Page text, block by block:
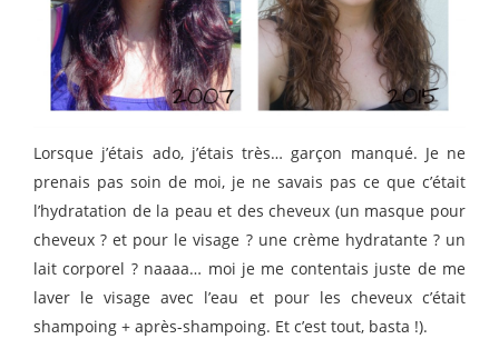
Lorsque j’étais ado, j’étais très… garçon manqué. Je ne
prenais pas soin de moi, je ne savais pas ce que c’était
l’hydratation de la peau et des cheveux (un masque pour
cheveux ? et pour le visage ? une crème hydratante ? un
lait corporel ? naaaa… moi je me contentais juste de me
laver le visage avec l’eau et pour les cheveux c’était
shampoing + après-shampoing. Et c’est tout, basta !).